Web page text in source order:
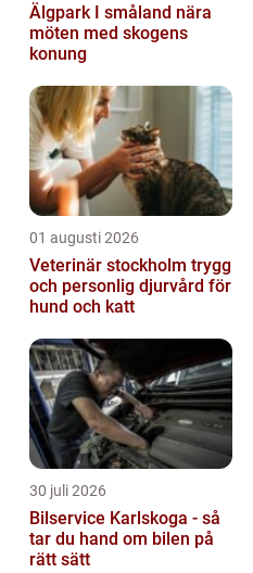
Älgpark I småland nära
möten med skogens
konung
01 augusti 2026
Veterinär stockholm trygg
och personlig djurvård för
hund och katt
30 juli 2026
Bilservice Karlskoga - så
tar du hand om bilen på
rätt sätt